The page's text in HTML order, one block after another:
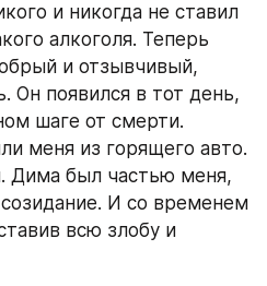
и никогда не ставил
алкоголя. Теперь
и отзывчивый,
Он появился в тот день,
шаге от смерти.
меня из горящего авто.
Дима был частью меня,
И со временем
всю злобу и